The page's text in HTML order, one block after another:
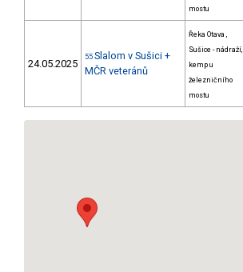
mostu
24.05.2025
55 Slalom v Sušici +
MČR veteránů
Řeka Otava ,
Sušice - nádraží,
kemp u
železničního
mostu